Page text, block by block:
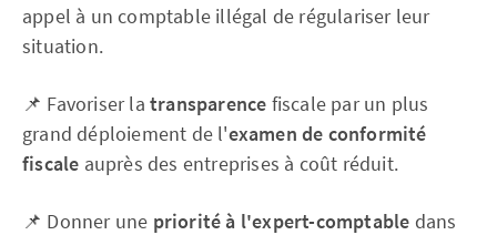
appel à un comptable illégal de régulariser leur
situation.
📌 Favoriser la transparence fiscale par un plus
grand déploiement de l'examen de conformité
fiscale auprès des entreprises à coût réduit.
📌 Donner une priorité à l'expert-comptable dans